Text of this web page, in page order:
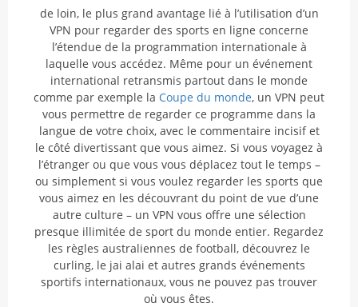
de loin, le plus grand avantage lié à l’utilisation d’un
VPN pour regarder des sports en ligne concerne
l’étendue de la programmation internationale à
laquelle vous accédez. Même pour un événement
international retransmis partout dans le monde
comme par exemple la Coupe du monde, un VPN peut
vous permettre de regarder ce programme dans la
langue de votre choix, avec le commentaire incisif et
le côté divertissant que vous aimez. Si vous voyagez à
l’étranger ou que vous vous déplacez tout le temps –
ou simplement si vous voulez regarder les sports que
vous aimez en les découvrant du point de vue d’une
autre culture – un VPN vous offre une sélection
presque illimitée de sport du monde entier. Regardez
les règles australiennes de football, découvrez le
curling, le jai alai et autres grands événements
sportifs internationaux, vous ne pouvez pas trouver
où vous êtes.